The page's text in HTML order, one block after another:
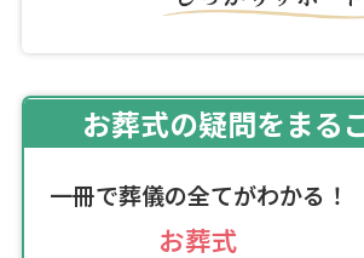
お葬式の疑問をまる
一冊で葬儀の全てがわかる！
お葬式